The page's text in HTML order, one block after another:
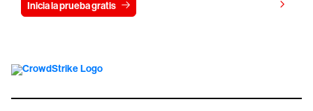
Inicia la prueba gratis